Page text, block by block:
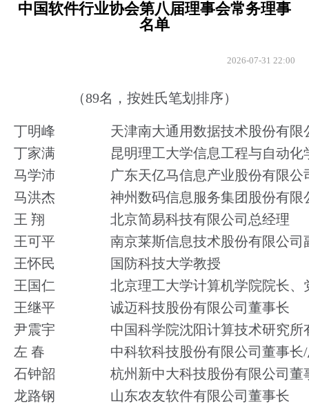
中国软件行业协会第八届理事会常务理事
名单
2026-07-31 22:00
（89名，按姓氏笔划排序）
丁明峰
天津南大通用数据技术股份有限
丁家满
昆明理工大学信息工程与自动
马学沛
广东天亿马信息产业股份有限公
马洪杰
神州数码信息服务集团股份有限
王 翔
北京简易科技有限公司总经理
王可平
南京莱斯信息技术股份有限公司
王怀民
国防科技大学教授
王国仁
北京理工大学计算机学院院长、
王继平
诚迈科技股份有限公司董事长
尹震宇
中国科学院沈阳计算技术研究
左 春
中科软科技股份有限公司董事长
石钟韶
杭州新中大科技股份有限公司董
龙路钢
山东农友软件有限公司董事长